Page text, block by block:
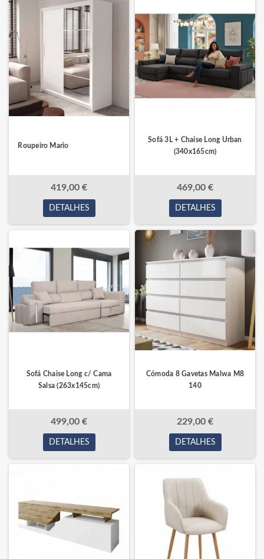
Roupeiro Mario
419,00 €
DETALHES
Sofá 3L + Chaise Long Urban
(340x165cm)
469,00 €
DETALHES
Sofá Chaise Long c/ Cama
Salsa (263x145cm)
499,00 €
DETALHES
Cómoda 8 Gavetas Malwa M8
140
229,00 €
DETALHES